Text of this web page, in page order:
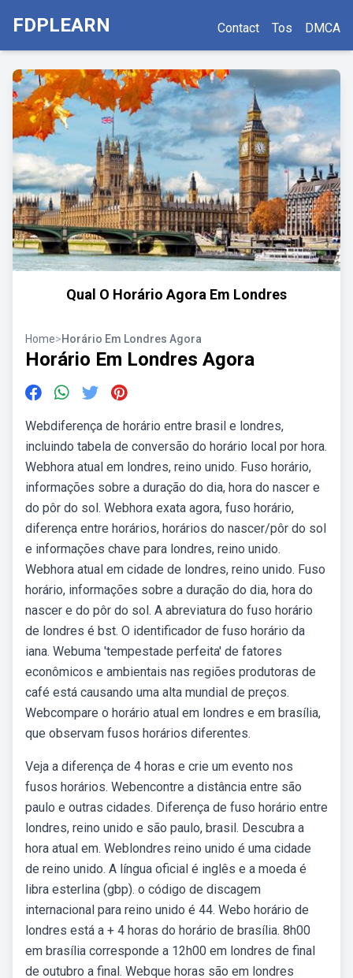
FDPLEARN Contact Tos DMCA
Qual O Horário Agora Em Londres
Home>Horário Em Londres Agora
Horário Em Londres Agora
Webdiferença de horário entre brasil e londres,
incluindo tabela de conversão do horário local por hora.
Webhora atual em londres, reino unido. Fuso horário,
informações sobre a duração do dia, hora do nascer e
do pôr do sol. Webhora exata agora, fuso horário,
diferença entre horários, horários do nascer/pôr do sol
e informações chave para londres, reino unido.
Webhora atual em cidade de londres, reino unido. Fuso
horário, informações sobre a duração do dia, hora do
nascer e do pôr do sol. A abreviatura do fuso horário
de londres é bst. O identificador de fuso horário da
iana. Webuma 'tempestade perfeita' de fatores
econômicos e ambientais nas regiões produtoras de
café está causando uma alta mundial de preços.
Webcompare o horário atual em londres e em brasília,
que observam fusos horários diferentes.
Veja a diferença de 4 horas e crie um evento nos
fusos horários. Webencontre a distância entre são
paulo e outras cidades. Diferença de fuso horário entre
londres, reino unido e são paulo, brasil. Descubra a
hora atual em. Weblondres reino unido é uma cidade
de reino unido. A língua oficial é inglês e a moeda é
libra esterlina (gbp). o código de discagem
internacional para reino unido é 44. Webo horário de
londres está a + 4 horas do horário de brasília. 8h00
em brasília corresponde a 12h00 em londres de final
de outubro a final. Webque horas são em londres